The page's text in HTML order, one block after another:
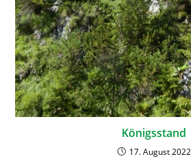
Königsstand
17. August 2022